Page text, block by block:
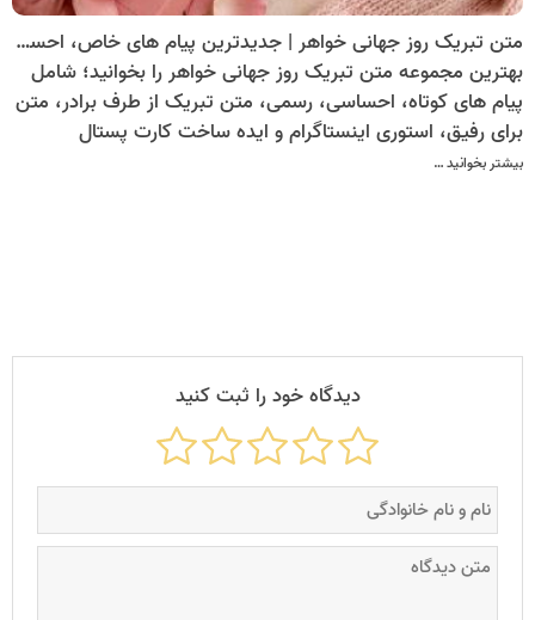
متن تبریک روز جهانی خواهر | جدیدترین پیام های خاص، احساسی و دلنشین
بهترین مجموعه متن تبریک روز جهانی خواهر را بخوانید؛ شامل
پیام های کوتاه، احساسی، رسمی، متن تبریک از طرف برادر، متن
برای رفیق، استوری اینستاگرام و ایده ساخت کارت پستال
دیجیتال برای تبریک این روز خاص.
بیشتر بخوانید …
دیدگاه خود را ثبت کنید